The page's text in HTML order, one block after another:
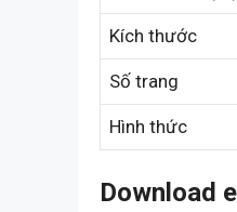
Kích thước
Số trang
Hình thức
Download